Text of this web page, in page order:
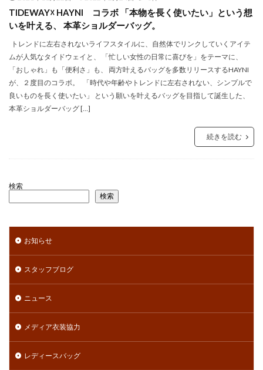
TIDEWAY☓ HAYNI コラボ 「本物を長く使いたい」という想
いを叶える、 本革ショルダーバッグ。
トレンドに左右されないライフスタイルに、自然体でリンクしていくアイテ
ムが人気なタイドウェイと、 「忙しい女性の日常に喜びを」をテーマに、
「おしゃれ」も「便利さ」も、 両方叶えるバッグを多数リリースするHAYNI
が、２度目のコラボ。 「時代や年齢やトレンドに左右されない、シンプルで
良いものを長く使いたい」 という願いを叶えるバッグを目指して誕生した、
本革ショルダーバッグ […]
続きを読む
検索
検索
お知らせ
スタッフブログ
ニュース
メディア衣装協力
レディースバッグ